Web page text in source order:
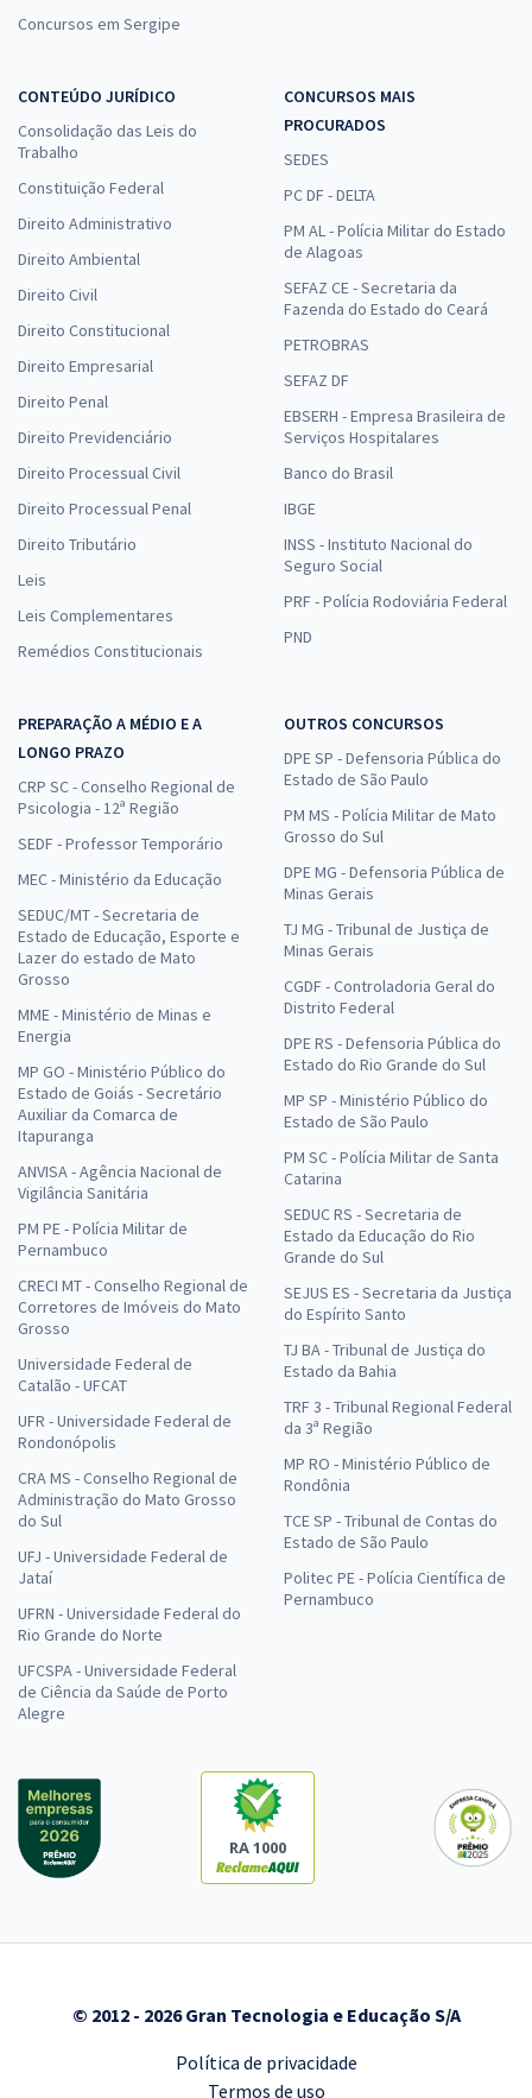
Concursos em Sergipe
CONTEÚDO JURÍDICO
Consolidação das Leis do
Trabalho
Constituição Federal
Direito Administrativo
Direito Ambiental
Direito Civil
Direito Constitucional
Direito Empresarial
Direito Penal
Direito Previdenciário
Direito Processual Civil
Direito Processual Penal
Direito Tributário
Leis
Leis Complementares
Remédios Constitucionais
CONCURSOS MAIS
PROCURADOS
SEDES
PC DF - DELTA
PM AL - Polícia Militar do Estado
de Alagoas
SEFAZ CE - Secretaria da
Fazenda do Estado do Ceará
PETROBRAS
SEFAZ DF
EBSERH - Empresa Brasileira de
Serviços Hospitalares
Banco do Brasil
IBGE
INSS - Instituto Nacional do
Seguro Social
PRF - Polícia Rodoviária Federal
PND
PREPARAÇÃO A MÉDIO E A
LONGO PRAZO
CRP SC - Conselho Regional de
Psicologia - 12ª Região
SEDF - Professor Temporário
MEC - Ministério da Educação
SEDUC/MT - Secretaria de
Estado de Educação, Esporte e
Lazer do estado de Mato
Grosso
MME - Ministério de Minas e
Energia
MP GO - Ministério Público do
Estado de Goiás - Secretário
Auxiliar da Comarca de
Itapuranga
ANVISA - Agência Nacional de
Vigilância Sanitária
PM PE - Polícia Militar de
Pernambuco
CRECI MT - Conselho Regional de
Corretores de Imóveis do Mato
Grosso
Universidade Federal de
Catalão - UFCAT
UFR - Universidade Federal de
Rondonópolis
CRA MS - Conselho Regional de
Administração do Mato Grosso
do Sul
UFJ - Universidade Federal de
Jataí
UFRN - Universidade Federal do
Rio Grande do Norte
UFCSPA - Universidade Federal
de Ciência da Saúde de Porto
Alegre
OUTROS CONCURSOS
DPE SP - Defensoria Pública do
Estado de São Paulo
PM MS - Polícia Militar de Mato
Grosso do Sul
DPE MG - Defensoria Pública de
Minas Gerais
TJ MG - Tribunal de Justiça de
Minas Gerais
CGDF - Controladoria Geral do
Distrito Federal
DPE RS - Defensoria Pública do
Estado do Rio Grande do Sul
MP SP - Ministério Público do
Estado de São Paulo
PM SC - Polícia Militar de Santa
Catarina
SEDUC RS - Secretaria de
Estado da Educação do Rio
Grande do Sul
SEJUS ES - Secretaria da Justiça
do Espírito Santo
TJ BA - Tribunal de Justiça do
Estado da Bahia
TRF 3 - Tribunal Regional Federal
da 3ª Região
MP RO - Ministério Público de
Rondônia
TCE SP - Tribunal de Contas do
Estado de São Paulo
Politec PE - Polícia Científica de
Pernambuco
RA 1000
© 2012 - 2026 Gran Tecnologia e Educação S/A
Política de privacidade
Termos de uso